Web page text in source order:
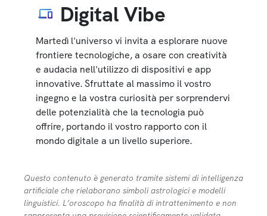
Digital Vibe
Martedì l'universo vi invita a esplorare nuove
frontiere tecnologiche, a osare con creatività
e audacia nell'utilizzo di dispositivi e app
innovative. Sfruttate al massimo il vostro
ingegno e la vostra curiosità per sorprendervi
delle potenzialità che la tecnologia può
offrire, portando il vostro rapporto con il
mondo digitale a un livello superiore.
Questo contenuto è generato tramite sistemi di intelligenza
artificiale che rielaborano simboli astrologici e modelli
linguistici. L’oroscopo ha finalità di intrattenimento e non